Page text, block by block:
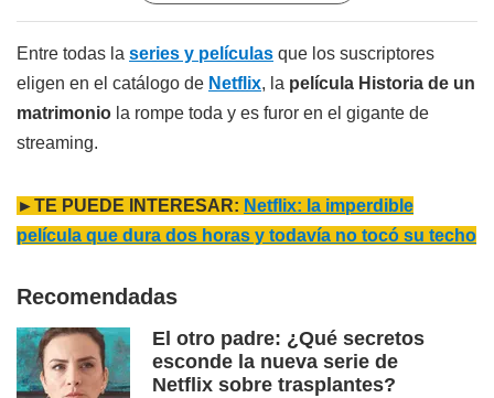
Entre todas la series y películas que los suscriptores
eligen en el catálogo de Netflix, la película Historia de un
matrimonio la rompe toda y es furor en el gigante de
streaming.
►TE PUEDE INTERESAR: Netflix: la imperdible
película que dura dos horas y todavía no tocó su techo
Recomendadas
El otro padre: ¿Qué secretos
esconde la nueva serie de
Netflix sobre trasplantes?